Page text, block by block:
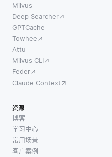
Milvus
Deep Searcher
GPTCache
Towhee
Attu
Milvus CLI
Feder
Claude Context
资源
博客
学习中心
常用场景
客户案例